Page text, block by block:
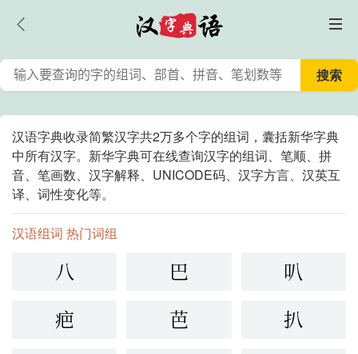
汉语字典收录简繁汉字共2万多个字的组词，囊括新华字典
中所有汉字。新华字典可在线查询汉字的组词、笔顺、拼
音、笔画数、汉字解释、UNICODE码、汉字方言、汉英互
译、词性变化等。
汉语组词 热门词组
八 巴
叭
疤
芭
扒